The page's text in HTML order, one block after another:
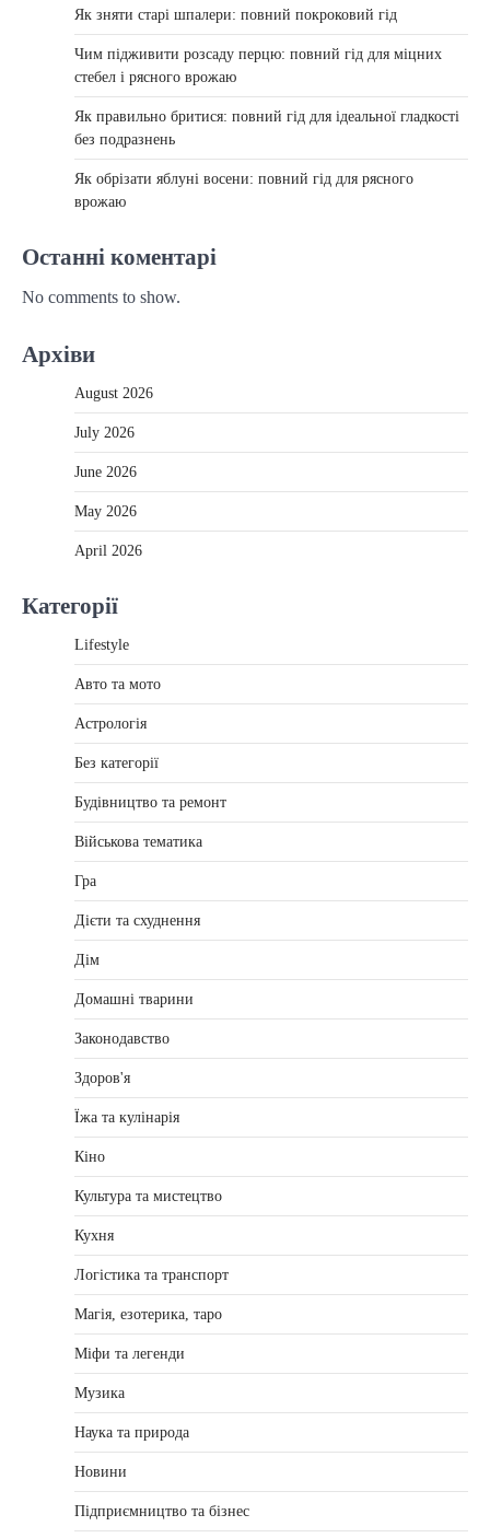
Як зняти старі шпалери: повний покроковий гід
Чим підживити розсаду перцю: повний гід для міцних
стебел і рясного врожаю
Як правильно бритися: повний гід для ідеальної гладкості
без подразнень
Як обрізати яблуні восени: повний гід для рясного
врожаю
Останні коментарі
No comments to show.
Архіви
August 2026
July 2026
June 2026
May 2026
April 2026
Категорії
Lifestyle
Авто та мото
Астрологія
Без категорії
Будівництво та ремонт
Військова тематика
Гра
Дієти та схуднення
Дім
Домашні тварини
Законодавство
Здоров'я
Їжа та кулінарія
Кіно
Культура та мистецтво
Кухня
Логістика та транспорт
Магія, езотерика, таро
Міфи та легенди
Музика
Наука та природа
Новини
Підприємництво та бізнес